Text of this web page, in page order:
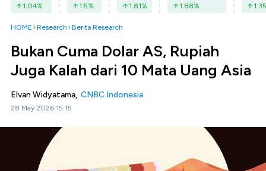
1.04% 1.5% 1.81% 1.88% 1.35
HOME Research Berita Research
Bukan Cuma Dolar AS, Rupiah
Juga Kalah dari 10 Mata Uang Asia
Elvan Widyatama, CNBC Indonesia
28 May 2026 15:15